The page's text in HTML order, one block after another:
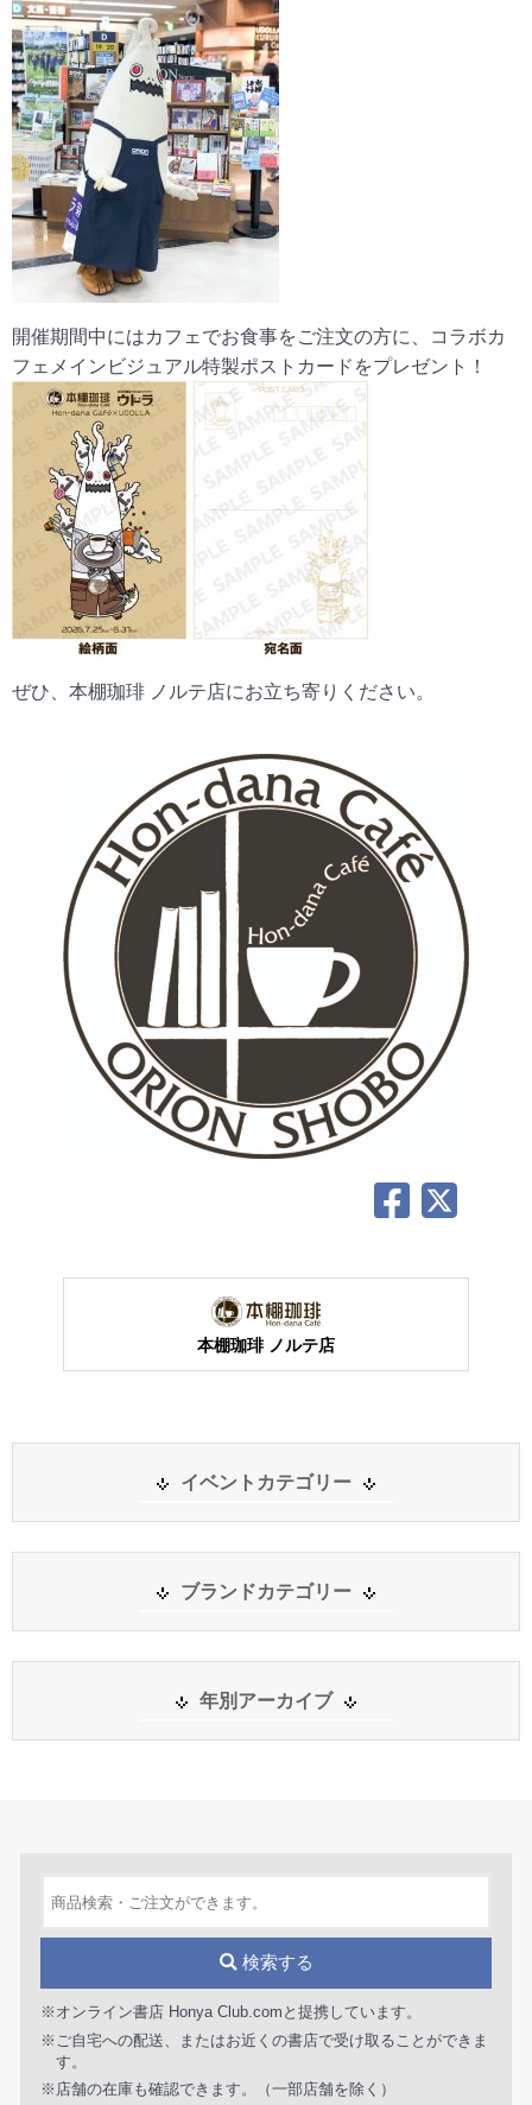
開催期間中にはカフェでお食事をご注文の方に、コラボカ
フェメインビジュアル特製ポストカードをプレゼント！
ぜひ、本棚珈琲 ノルテ店にお立ち寄りください。
本棚珈琲 ノルテ店
イベントカテゴリー
ブランドカテゴリー
年別アーカイブ
検索する
※オンライン書店 Honya Club.comと提携しています。
※ご自宅への配送、またはお近くの書店で受け取ることができま
す。
※店舗の在庫も確認できます。（一部店舗を除く）